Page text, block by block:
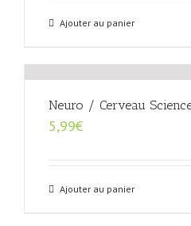
Ajouter au panier
Neuro / Cerveau
5,99€
Ajouter au panier